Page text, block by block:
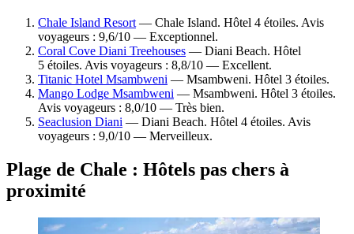
Chale Island Resort — Chale Island. Hôtel 4 étoiles. Avis
voyageurs : 9,6/10 — Exceptionnel.
Coral Cove Diani Treehouses — Diani Beach. Hôtel
5 étoiles. Avis voyageurs : 8,8/10 — Excellent.
Titanic Hotel Msambweni — Msambweni. Hôtel 3 étoiles.
Mango Lodge Msambweni — Msambweni. Hôtel 3 étoiles.
Avis voyageurs : 8,0/10 — Très bien.
Seaclusion Diani — Diani Beach. Hôtel 4 étoiles. Avis
voyageurs : 9,0/10 — Merveilleux.
Plage de Chale : Hôtels pas chers à
proximité